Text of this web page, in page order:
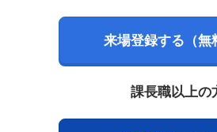
来場登録する（無
課長職以上の